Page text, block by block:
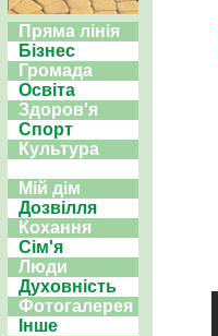
Пряма лінія
Бізнес
Громада
Освіта
Здоров'я
Спорт
Культура
Мій дім
Дозвілля
Кохання
Сім'я
Люди
Духовність
Фотогалерея
Інше